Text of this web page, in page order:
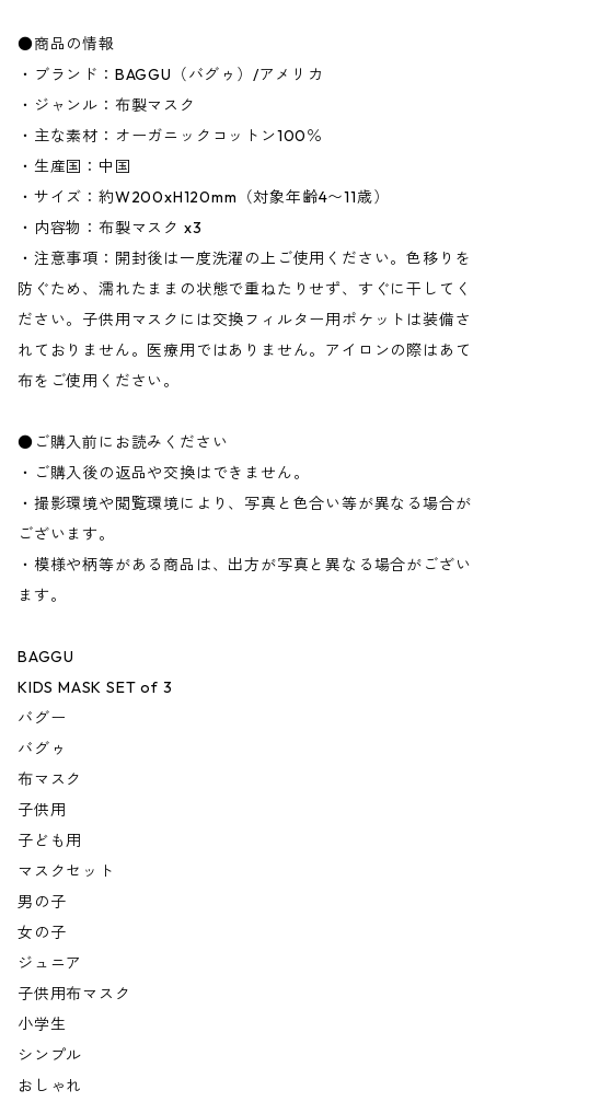
●商品の情報
・ブランド：BAGGU（バグゥ）/アメリカ
・ジャンル：布製マスク
・主な素材：オーガニックコットン100％
・生産国：中国
・サイズ：約W200xH120mm（対象年齢4〜11歳）
・内容物：布製マスク x3
・注意事項：開封後は一度洗濯の上ご使用ください。色移りを
防ぐため、濡れたままの状態で重ねたりせず、すぐに干してく
ださい。子供用マスクには交換フィルター用ポケットは装備さ
れておりません。医療用ではありません。アイロンの際はあて
布をご使用ください。
●ご購入前にお読みください
・ご購入後の返品や交換はできません。
・撮影環境や閲覧環境により、写真と色合い等が異なる場合が
ございます。
・模様や柄等がある商品は、出方が写真と異なる場合がござい
ます。
BAGGU
KIDS MASK SET of 3
バグー
バグゥ
布マスク
子供用
子ども用
マスクセット
男の子
女の子
ジュニア
子供用布マスク
小学生
シンプル
おしゃれ